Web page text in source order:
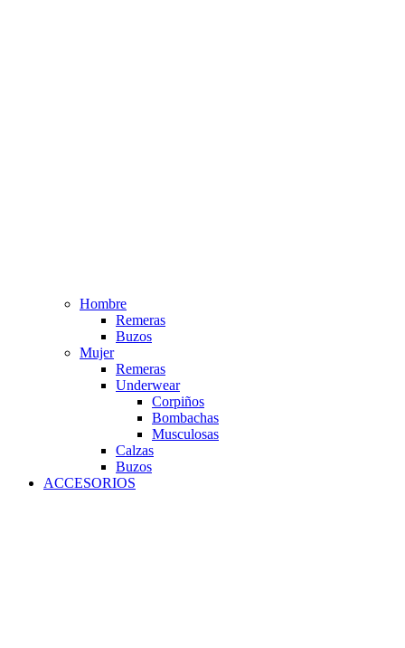
Hombre
Remeras
Buzos
Mujer
Remeras
Underwear
Corpiños
Bombachas
Musculosas
Calzas
Buzos
ACCESORIOS